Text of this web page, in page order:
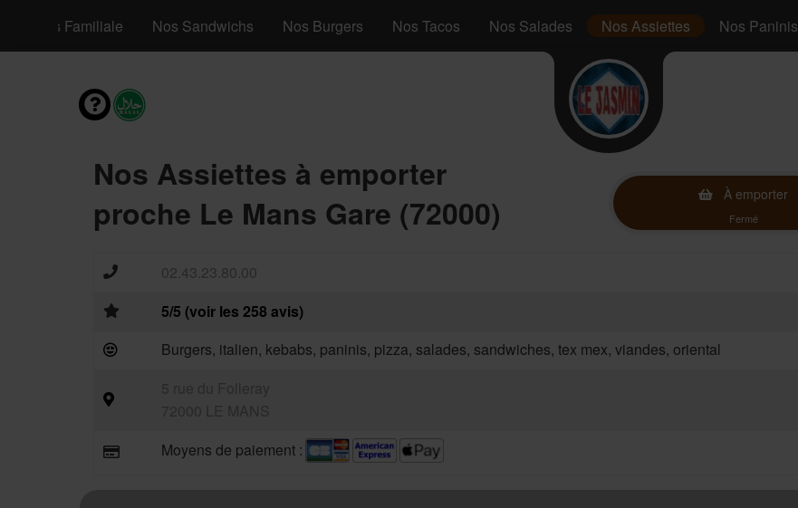
Pizzas Familiale Nos Sandwichs Nos Burgers Nos Tacos Nos Salades Nos Assiettes Nos Paninis
Nos Assiettes à emporter
proche Le Mans Gare (72000)
À emporter
Fermé
02.43.23.80.00
5/5 (voir les 258 avis)
Burgers, italien, kebabs, paninis, pizza, salades, sandwiches, tex mex, viandes, oriental
Moyens de paiement :